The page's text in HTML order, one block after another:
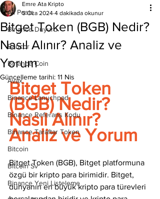
All Posts
Binance Duyuru
Bancor
Binance Coin
Avax
Binance Lanuchpad
Binance Referans Kodu
Binance Taraftar Token
Bitcoin
Bitcoin Sv
Binance Yeni Listeleme
Bitget Token (BGB) Nedir?
Nasıl Alınır? Analiz ve
Yorum
Emre Ata Kripto
5 Oca 2024 4 dakikada okunur
Güncelleme tarihi: 11 Nis
Bitget Token
(BGB) Nedir?
Nasıl Alınır?
Analiz ve Yorum
Bitget Token (BGB), Bitget platformuna
özgü bir kripto para birimidir. Bitget,
dünyanın en büyük kripto para türevleri